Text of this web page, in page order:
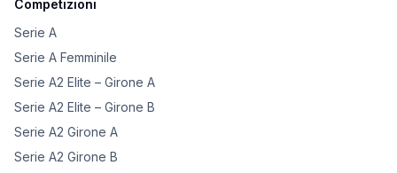
Competizioni
Serie A
Serie A Femminile
Serie A2 Elite – Girone A
Serie A2 Elite – Girone B
Serie A2 Girone A
Serie A2 Girone B